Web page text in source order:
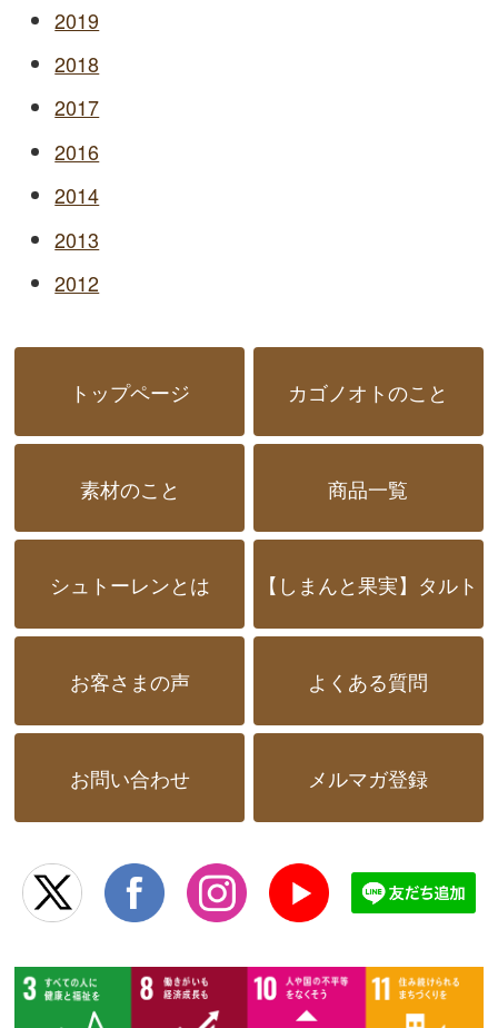
2019
2018
2017
2016
2014
2013
2012
トップページ カゴノオトのこと
素材のこと 商品一覧
シュトーレンとは 【しまんと果実】タルト
お客さまの声 よくある質問
お問い合わせ メルマガ登録